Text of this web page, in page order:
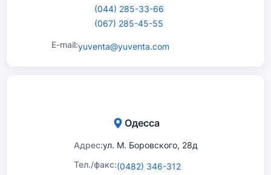
(044) 285-33-66
(067) 285-45-55
E-mail:yuventa@yuventa.com
Одесса
Адрес:ул. М. Боровского, 28д
Тел./факс:(0482) 346-312